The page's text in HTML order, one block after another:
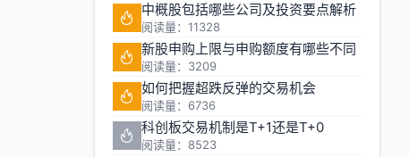
中概股包括哪些公司及投资要点解析
阅读量：11328
新股申购上限与申购额度有哪些不同
阅读量：3209
如何把握超跌反弹的交易机会
阅读量：6736
科创板交易机制是T+1还是T+0
阅读量：8523